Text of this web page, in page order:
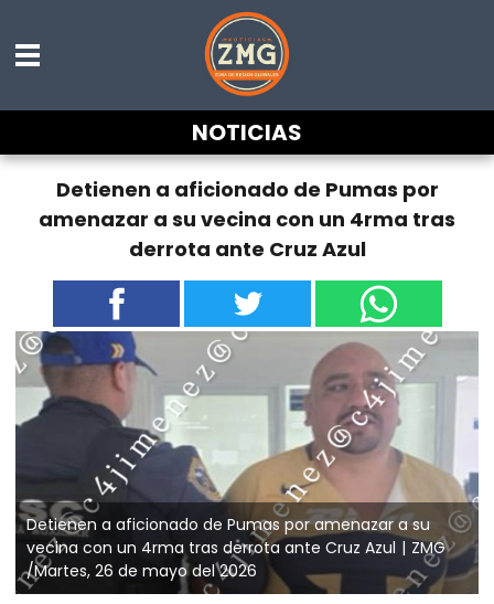
NOTICIAS
Detienen a aficionado de Pumas por
amenazar a su vecina con un 4rma tras
derrota ante Cruz Azul
Detienen a aficionado de Pumas por amenazar a su
vecina con un 4rma tras derrota ante Cruz Azul
ZMG
/Martes, 26 de mayo del 2026